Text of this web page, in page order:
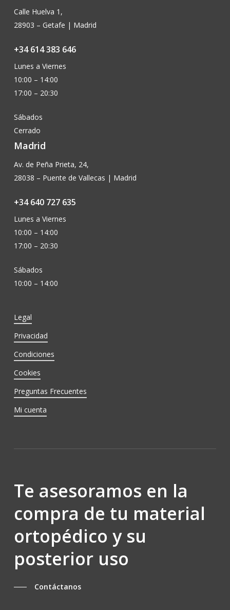
Calle Huelva 1,
28903 – Getafe | Madrid
+34 614 383 646
Lunes a Viernes
10:00 – 14:00
17:00 – 20:30
Sábados
Cerrado
Madrid
Av. de Peña Prieta, 24,
28038 – Puente de Vallecas | Madrid
+34 640 727 635
Lunes a Viernes
10:00 – 14:00
17:00 – 20:30
Sábados
10:00 – 14:00
Legal
Privacidad
Condiciones
Cookies
Preguntas Frecuentes
Mi cuenta
Te asesoramos en la
compra de tu material
ortopédico y su
posterior uso
Contáctanos